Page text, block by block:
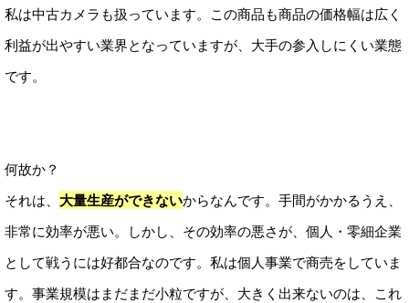
私は中古カメラも扱っています。この商品も商品の価格幅は広く
利益が出やすい業界となっていますが、大手の参入しにくい業態
です。
何故か？
それは、 大量生産ができないからなんです。手間がかかるうえ、
非常に効率が悪い。しかし、その効率の悪さが、個人・零細企業
として戦うには好都合なのです。私は個人事業で商売をしていま
す。事業規模はまだまだ小粒ですが、大きく出来ないのは、これ